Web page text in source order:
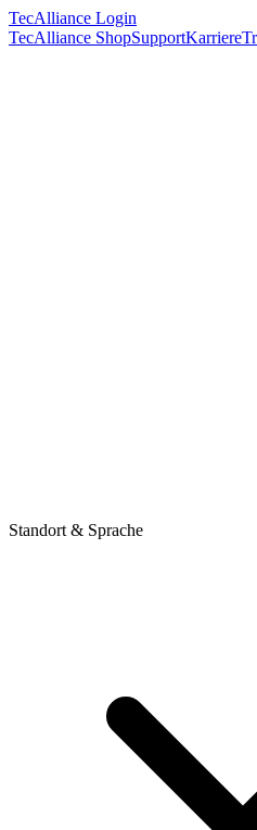
TecAlliance Login
TecAlliance ShopSupportKarriere
Standort & Sprache